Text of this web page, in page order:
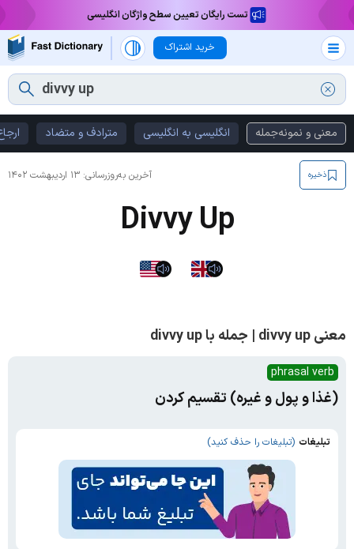
تست رایگان تعیین سطح واژگان انگلیسی
خرید اشتراک
معنی و نمونه‌جمله انگلیسی به انگلیسی مترادف و متضاد
آخرین به‌روزرسانی: ۱۳ اردیبهشت ۱۴۰۲ ذخیره
Divvy Up
معنی divvy up | جمله با divvy up
phrasal verb
(غذا و پول و غیره) تقسیم کردن
تبلیغات (تبلیغات را حذف کنید)